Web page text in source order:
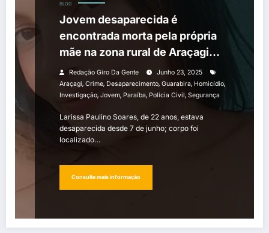
BLOG
Jovem desaparecida é
encontrada morta pela própria
mãe na zona rural de Araçagi
(PB)
Redação Giro Da Gente
Junho 23, 2025
Araçagi, Crime, Desaparecimento, Guarabira, Homicídio,
Investigação, Jovem, Paraíba, Polícia Civil, Segurança
Larissa Paulino Soares, de 22 anos, estava
desaparecida desde 7 de junho; corpo foi
localizado…
Consulte mais informação